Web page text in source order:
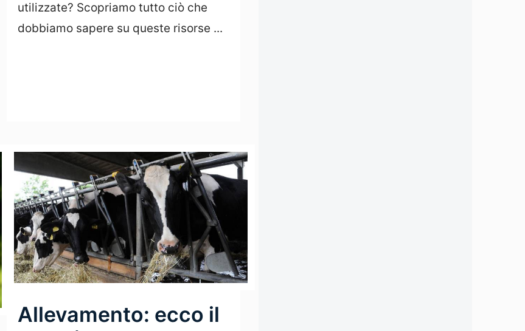
utilizzate? Scopriamo tutto ciò che
dobbiamo sapere su queste risorse ...
Allevamento: ecco il